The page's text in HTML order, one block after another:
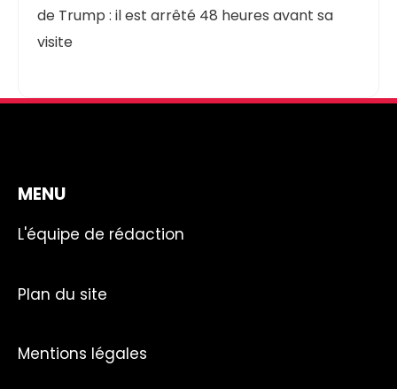
de Trump : il est arrêté 48 heures avant sa
visite
MENU
L'équipe de rédaction
Plan du site
Mentions légales